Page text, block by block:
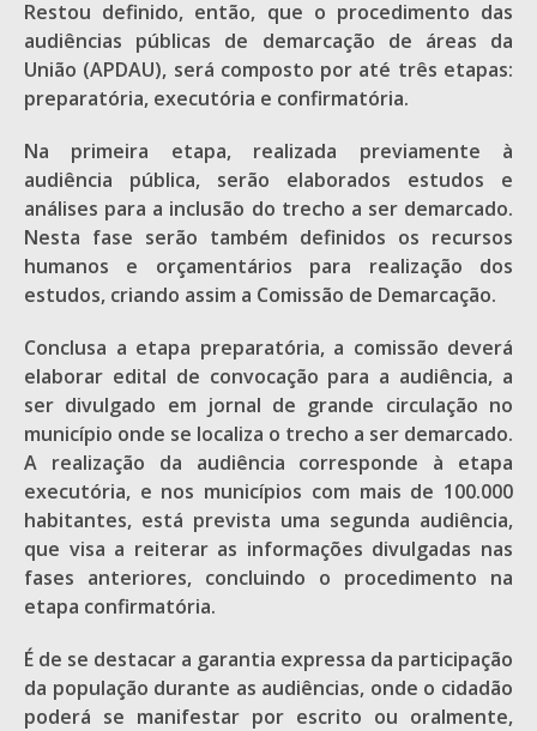
Restou definido, então, que o procedimento das
audiências públicas de demarcação de áreas da
União (APDAU), será composto por até três etapas:
preparatória, executória e confirmatória.
Na primeira etapa, realizada previamente à
audiência pública, serão elaborados estudos e
análises para a inclusão do trecho a ser demarcado.
Nesta fase serão também definidos os recursos
humanos e orçamentários para realização dos
estudos, criando assim a Comissão de Demarcação.
Conclusa a etapa preparatória, a comissão deverá
elaborar edital de convocação para a audiência, a
ser divulgado em jornal de grande circulação no
município onde se localiza o trecho a ser demarcado.
A realização da audiência corresponde à etapa
executória, e nos municípios com mais de 100.000
habitantes, está prevista uma segunda audiência,
que visa a reiterar as informações divulgadas nas
fases anteriores, concluindo o procedimento na
etapa confirmatória.
É de se destacar a garantia expressa da participação
da população durante as audiências, onde o cidadão
poderá se manifestar por escrito ou oralmente,